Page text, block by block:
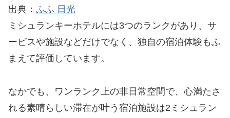
出典： ふふ 日光
ミシュランキーホテルには3つのランクがあり、サ
ービスや施設などだけでなく、独自の宿泊体験もふ
まえて評価しています。
なかでも、ワンランク上の非日常空間で、心満たさ
れる素晴らしい滞在が叶う宿泊施設は2ミシュラン